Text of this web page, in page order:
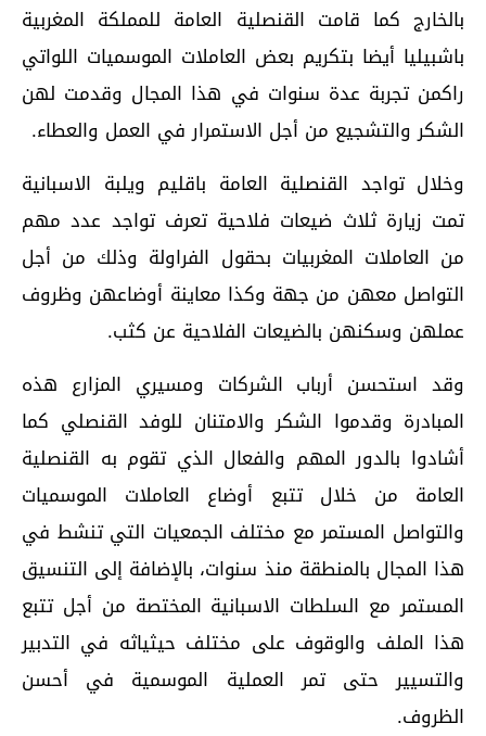
بالخارج كما قامت القنصلية العامة للمملكة المغربية
باشبيليا أيضا بتكريم بعض العاملات الموسميات اللواتي
راكمن تجربة عدة سنوات في هذا المجال وقدمت لهن
الشكر والتشجيع من أجل الاستمرار في العمل والعطاء.
وخلال تواجد القنصلية العامة باقليم ويلبة الاسبانية
تمت زيارة ثلاث ضيعات فلاحية تعرف تواجد عدد مهم
من العاملات المغربيات بحقول الفراولة وذلك من أجل
التواصل معهن من جهة وكذا معاينة أوضاعهن وظروف
عملهن وسكنهن بالضيعات الفلاحية عن كثب.
وقد استحسن أرباب الشركات ومسيري المزارع هذه
المبادرة وقدموا الشكر والامتنان للوفد القنصلي كما
أشادوا بالدور المهم والفعال الذي تقوم به القنصلية
العامة من خلال تتبع أوضاع العاملات الموسميات
والتواصل المستمر مع مختلف الجمعيات التي تنشط في
هذا المجال بالمنطقة منذ سنوات، بالإضافة إلى التنسيق
المستمر مع السلطات الاسبانية المختصة من أجل تتبع
هذا الملف والوقوف على مختلف حيثياثه في التدبير
والتسيير حتى تمر العملية الموسمية في أحسن
الظروف.